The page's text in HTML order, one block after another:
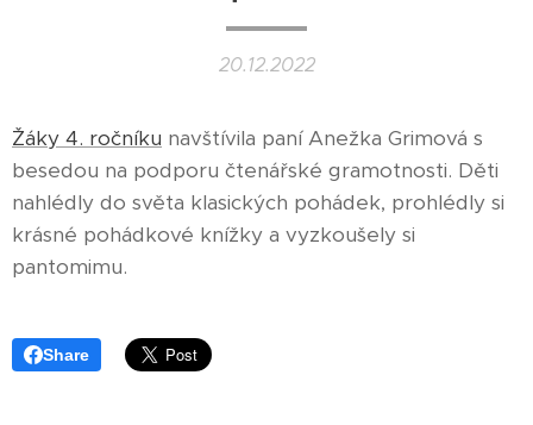
20.12.2022
Žáky 4. ročníku navštívila paní Anežka Grimová s
besedou na podporu čtenářské gramotnosti. Děti
nahlédly do světa klasických pohádek, prohlédly si
krásné pohádkové knížky a vyzkoušely si
pantomimu.
Share